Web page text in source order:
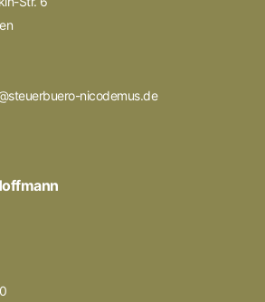
nicodemus.de